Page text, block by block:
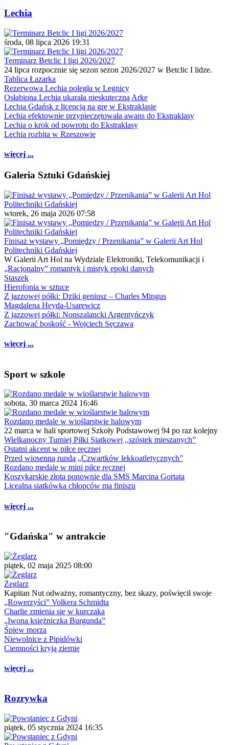
Lechia
środa, 08 lipca 2026 19:31
Terminarz Betclic I ligi 2026/2027
24 lipca rozpocznie się sezon sezon 2026/2027 w Betclic I lidze.
Tablica Łazarka
Rezerwowa Lechia poległa w Legnicy
Osłabiona Lechia ukarała nieskuteczną Arkę
Lechia Gdańsk z licencją na grę w Ekstraklasie
Lechia efektownie przypieczętowała awans do Ekstraklasy
Lechia o krok od powrotu do Ekstraklasy
Lechia rozbita w Rzeszowie
więcej ...
Galeria Sztuki Gdańskiej
wtorek, 26 maja 2026 07:58
Finisaż wystawy „Pomiędzy / Przenikania” w Galerii Art Hol
Politechniki Gdańskiej
W Galerii Art Hol na Wydziale Elektroniki, Telekomunikacji i
„Racjonalny” romantyk i mistyk epoki danych
Staszek
Hierofonia w sztuce
Z jazzowej półki: Dziki geniusz – Charles Mingus
Magdalena Heyda-Usarewicz
Z jazzowej półki: Nonszalancki Argentyńczyk
Zachować boskość - Wojciech Sęczawa
więcej ...
Sport w szkole
sobota, 30 marca 2024 16:46
Rozdano medale w wioślarstwie halowym
22 marca w hali sportowej Szkoły Podstawowej 94 po raz kolejny
Wielkanocny Turniej Piłki Siatkowej ,,szóstek mieszanych”
Ostatni akcent w piłce ręcznej
Przed wiosenną rundą „Czwartków lekkoatletycznych”
Rozdano medale w mini piłce ręcznej
Koszykarskie złota ponownie dla SMS Marcina Gortata
Licealna siatkówka chłopców ma finiszu
więcej ...
"Gdańska" w antrakcie
piątek, 02 maja 2025 08:00
Żeglarz
Kapitan Nut odważny, romantyczny, bez skazy, poświęcił swoje
„Rowerzyści” Volkera Schmidta
Charlie zmienia się w kurczaka
„Iwona księżniczka Burgunda”
Śpiew morza
Niewolnice z Pipidówki
Ciemności kryją ziemię
więcej ...
Rozrywka
piątek, 05 stycznia 2024 16:35